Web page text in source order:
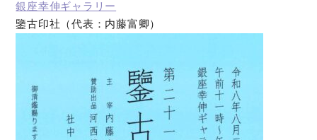
銀座幸伸ギャラリー
鑒古印社（代表：内藤富卿）